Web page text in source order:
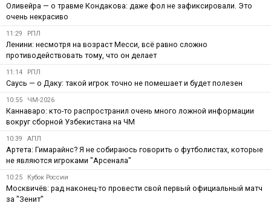
Оливейра — о травме Кондакова: даже фол не зафиксировали. Это
очень некрасиво
11:29 РПЛ
Ленини: несмотря на возраст Месси, всё равно сложно
противодействовать тому, что он делает
11:14 РПЛ
Саусь — о Даку: такой игрок точно не помешает и будет полезен
10:55 ЧМ-2026
Каннаваро: кто-то распространил очень много ложной информации
вокруг сборной Узбекистана на ЧМ
10:39 АПЛ
Артета: Гимарайнс? Я не собираюсь говорить о футболистах, которые
не являются игроками "Арсенала"
10:25 Кубок России
Москвичёв: рад наконец-то провести свой первый официальный матч
за "Зенит"